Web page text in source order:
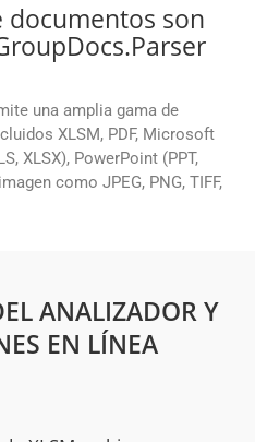
documentos son
una amplia gama de
XLSM, PDF, Microsoft
XLSX), PowerPoint (PPT,
como JPEG, PNG, TIFF,
ANALIZADOR Y
EN LÍNEA